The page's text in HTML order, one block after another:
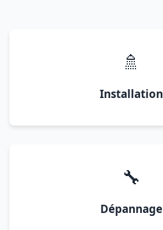
🚿
Installation
🔧
Dépannage